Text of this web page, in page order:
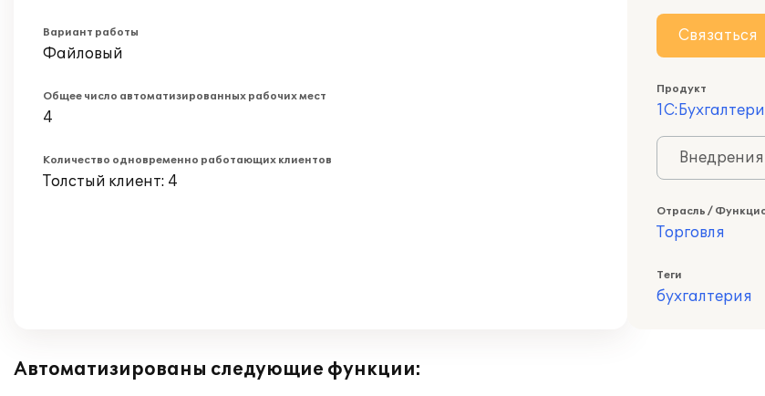
Вариант работы
Файловый
Общее число автоматизированных рабочих мест
4
Количество одновременно работающих клиентов
Толстый клиент: 4
Связаться
Продукт
Отрасль /
Торговля
Теги
бухгалтерия
Автоматизированы следующие функции: